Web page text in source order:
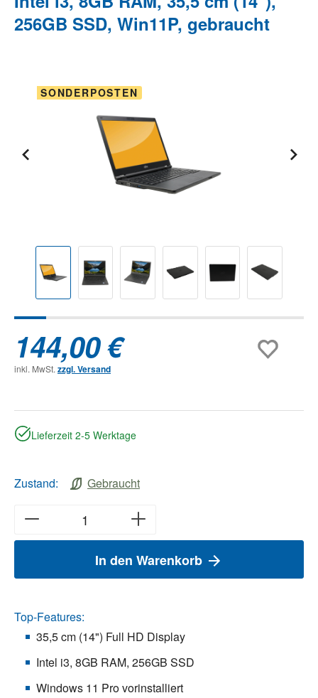
256GB SSD, Win11P, gebraucht
Bildergalerie überspringen
SONDERPOSTEN
144,00 €
inkl. MwSt. zzgl. Versand
Lieferzeit 2-5 Werktage
Zustand: Gebraucht
In den Warenkorb
Top-Features:
35,5 cm (14") Full HD Display
Intel i3, 8GB RAM, 256GB SSD
Windows 11 Pro vorinstalliert